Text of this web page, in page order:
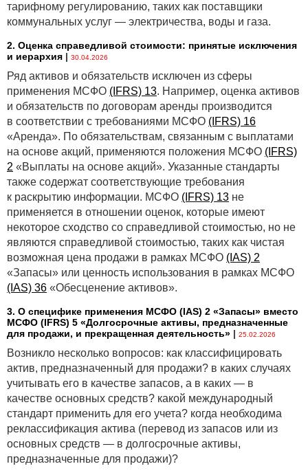
тарифному регулированию, таких как поставщики
коммунальных услуг — электричества, воды и газа.
2. Оценка справедливой стоимости: принятые исключения
и иерархия | 30.04.2026
Ряд активов и обязательств исключен из сферы
применения МСФО (IFRS) 13. Например, оценка активов
и обязательств по договорам аренды производится
в соответствии с требованиями МСФО (IFRS) 16
«Аренда». По обязательствам, связанным с выплатами
на основе акций, применяются положения МСФО (IFRS)
2 «Выплаты на основе акций». Указанные стандарты
также содержат соответствующие требования
к раскрытию информации. МСФО (IFRS) 13 не
применяется в отношении оценок, которые имеют
некоторое сходство со справедливой стоимостью, но не
являются справедливой стоимостью, таких как чистая
возможная цена продажи в рамках МСФО (IAS) 2
«Запасы» или ценность использования в рамках МСФО
(IAS) 36 «Обесценение активов».
3. О специфике применения МСФО (IАS) 2 «Запасы» вместо
МСФО (IFRS) 5 «Долгосрочные активы, предназначенные
для продажи, и прекращенная деятельность» | 25.02.2026
Возникло несколько вопросов: как классифицировать
актив, предназначенный для продажи? в каких случаях
учитывать его в качестве запасов, а в каких — в
качестве основных средств? какой международный
стандарт применить для его учета? когда необходима
реклассификация актива (перевод из запасов или из
основных средств — в долгосрочные активы,
предназначенные для продажи)?